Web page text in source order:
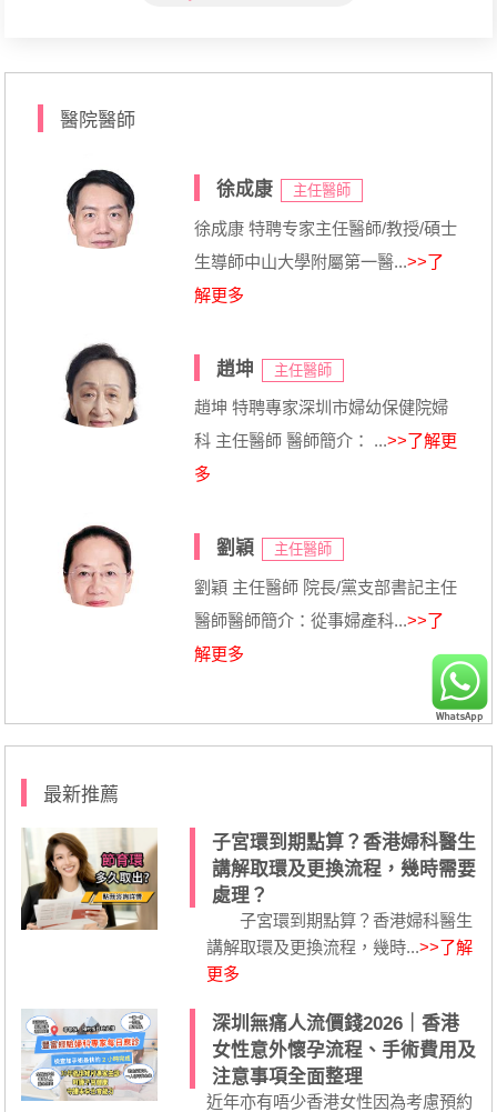
醫院醫師
徐成康 主任醫師
徐成康 特聘专家主任醫師/教授/碩士
生導師中山大學附屬第一醫...>>了
解更多
趙坤 主任醫師
趙坤 特聘專家深圳市婦幼保健院婦
科 主任醫師 醫師簡介： ...>>了解更
多
劉穎 主任醫師
劉穎 主任醫師 院長/黨支部書記主任
醫師醫師簡介：從事婦產科...>>了
解更多
最新推薦
子宮環到期點算？香港婦科醫生
講解取環及更換流程，幾時需要
處理？
子宮環到期點算？香港婦科醫生
講解取環及更換流程，幾時...>>了解
更多
深圳無痛人流價錢2026｜香港
女性意外懷孕流程、手術費用及
注意事項全面整理
近年亦有唔少香港女性因為考慮預約